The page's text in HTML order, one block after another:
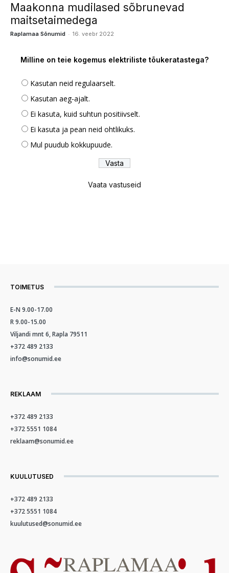
Maakonna mudilased sõbrunevad
maitsetaimedega
Raplamaa Sõnumid - 16. veebr 2022
Milline on teie kogemus elektriliste tõukeratastega?
Kasutan neid regulaarselt.
Kasutan aeg-ajalt.
Ei kasuta, kuid suhtun positiivselt.
Ei kasuta ja pean neid ohtlikuks.
Mul puudub kokkupuude.
Vaata vastuseid
TOIMETUS
E-N 9.00-17.00
R 9.00-15.00
Viljandi mnt 6, Rapla 79511
+372 489 2133
info@sonumid.ee
REKLAAM
+372 489 2133
+372 5551 1084
reklaam@sonumid.ee
KUULUTUSED
+372 489 2133
+372 5551 1084
kuulutused@sonumid.ee